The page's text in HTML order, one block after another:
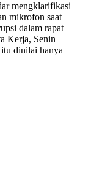
mengklarifikasi
mikrofon saat
dalam rapat
Kerja, Senin
dinilai hanya